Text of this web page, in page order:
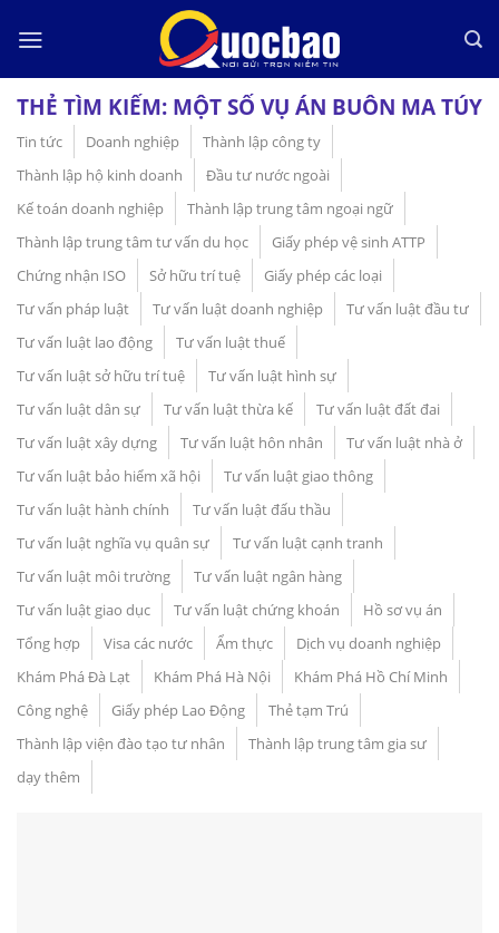
THẺ TÌM KIẾM: MỘT SỐ VỤ ÁN BUÔN MA TÚY
Tin tức Doanh nghiệp
Thành lập công ty
Thành lập hộ kinh doanh
Đầu tư nước ngoài
Kế toán doanh nghiệp
Thành lập trung tâm ngoại ngữ
Thành lập trung tâm tư vấn du học
Giấy phép vệ sinh ATTP
Chứng nhận ISO
Sở hữu trí tuệ
Giấy phép các loại
Tư vấn pháp luật
Tư vấn luật doanh nghiệp
Tư vấn luật đầu tư
Tư vấn luật lao động
Tư vấn luật thuế
Tư vấn luật sở hữu trí tuệ
Tư vấn luật hình sự
Tư vấn luật dân sự
Tư vấn luật thừa kế
Tư vấn luật đất đai
Tư vấn luật xây dựng
Tư vấn luật hôn nhân
Tư vấn luật nhà ở
Tư vấn luật bảo hiểm xã hội
Tư vấn luật giao thông
Tư vấn luật hành chính
Tư vấn luật đấu thầu
Tư vấn luật nghĩa vụ quân sự
Tư vấn luật cạnh tranh
Tư vấn luật môi trường
Tư vấn luật ngân hàng
Tư vấn luật giao dục
Tư vấn luật chứng khoán
Hồ sơ vụ án
Tổng hợp
Visa các nước Ẩm thực
Dịch vụ doanh nghiệp
Khám Phá Đà Lạt
Khám Phá Hà Nội
Khám Phá Hồ Chí Minh
Công nghệ
Giấy phép Lao Động
Thẻ tạm Trú
Thành lập viện đào tạo tư nhân
Thành lập trung tâm gia sư
dạy thêm